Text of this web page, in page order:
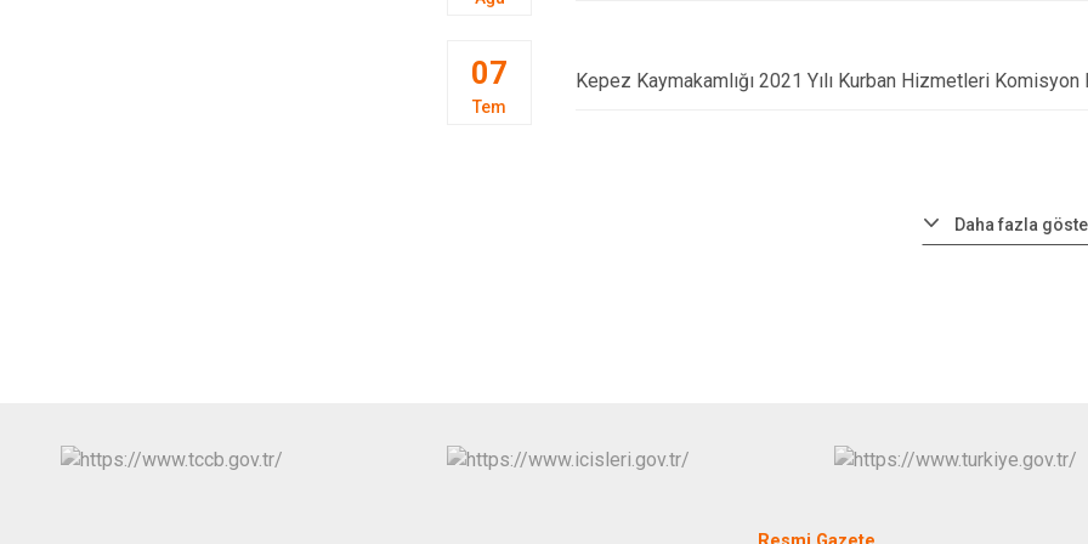
07
Tem
Kepez Kaymakamlığı 2021 Yılı Kurban Hizmetleri Komisyon
Daha fazla